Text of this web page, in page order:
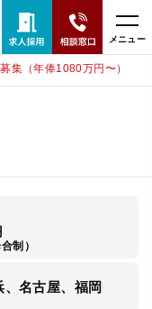
メニュー
集（年俸1080万円〜）
制）
名古屋、福岡
応